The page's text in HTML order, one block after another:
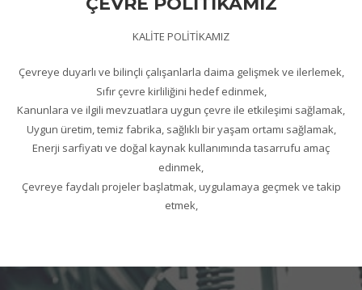
KALİTE POLİTİKAMIZ
Çevreye duyarlı ve bilinçli çalışanlarla daima gelişmek ve ilerlemek,
Sıfır çevre kirliliğini hedef edinmek,
Kanunlara ve ilgili mevzuatlara uygun çevre ile etkileşimi sağlamak,
Uygun üretim, temiz fabrika, sağlıklı bir yaşam ortamı sağlamak,
Enerji sarfiyatı ve doğal kaynak kullanımında tasarrufu amaç
edinmek,
Çevreye faydalı projeler başlatmak, uygulamaya geçmek ve takip
etmek,